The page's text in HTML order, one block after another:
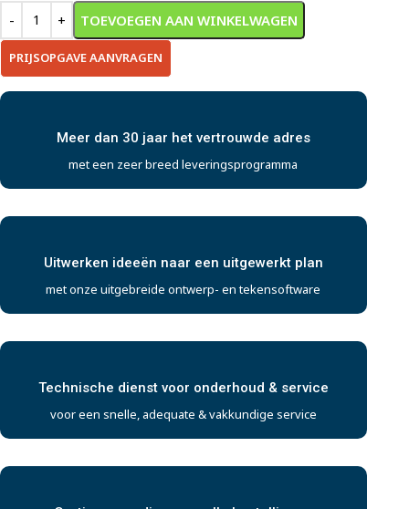
TOEVOEGEN AAN WINKELWAGEN
PRIJSOPGAVE AANVRAGEN
Meer dan 30 jaar het vertrouwde adres
met een zeer breed leveringsprogramma
Uitwerken ideeën naar een uitgewerkt plan
met onze uitgebreide ontwerp- en tekensoftware
Technische dienst voor onderhoud & service
voor een snelle, adequate & vakkundige service